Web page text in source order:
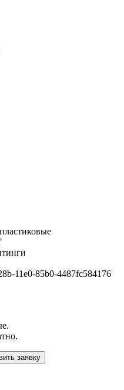
11e0-85b0-4487fc584176
заявку